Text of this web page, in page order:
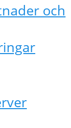
och